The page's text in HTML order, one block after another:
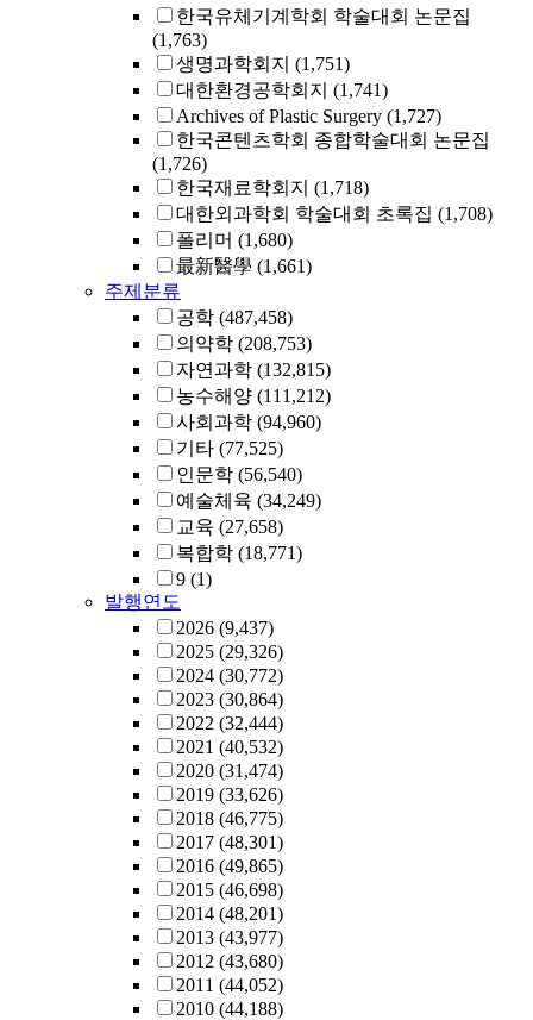
한국유체기계학회 학술대회 논문집
(1,763)
생명과학회지 (1,751)
대한환경공학회지 (1,741)
Archives of Plastic Surgery (1,727)
한국콘텐츠학회 종합학술대회 논문집
(1,726)
한국재료학회지 (1,718)
대한외과학회 학술대회 초록집 (1,708)
폴리머 (1,680)
最新醫學 (1,661)
주제분류
공학 (487,458)
의약학 (208,753)
자연과학 (132,815)
농수해양 (111,212)
사회과학 (94,960)
기타 (77,525)
인문학 (56,540)
예술체육 (34,249)
교육 (27,658)
복합학 (18,771)
9 (1)
발행연도
2026 (9,437)
2025 (29,326)
2024 (30,772)
2023 (30,864)
2022 (32,444)
2021 (40,532)
2020 (31,474)
2019 (33,626)
2018 (46,775)
2017 (48,301)
2016 (49,865)
2015 (46,698)
2014 (48,201)
2013 (43,977)
2012 (43,680)
2011 (44,052)
2010 (44,188)